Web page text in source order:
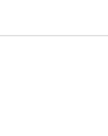
gebundenem